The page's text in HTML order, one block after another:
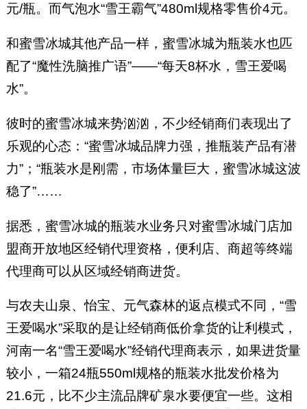
元/瓶。而气泡水“雪王霸气”480ml规格零售价4元。
和蜜雪冰城其他产品一样，蜜雪冰城为瓶装水也匹
配了“魔性洗脑推广语”——“每天8杯水，雪王爱喝
水”。
彼时的蜜雪冰城来势汹汹，不少经销商们表现出了
乐观的心态：“蜜雪冰城品牌力强，推瓶装产品有潜
力”；“瓶装水是刚需，市场体量巨大，蜜雪冰城这波
稳了”……
据悉，蜜雪冰城的瓶装水业务只对蜜雪冰城门店加
盟商开放地区经销代理资格，便利店、商超等终端
代理商可以从区域经销商进货。
与农夫山泉、怡宝、元气森林的返点模式不同，“雪
王爱喝水”采取的是让经销商低价拿货的让利模式，
河南一名“雪王爱喝水”经销代理商表示，如果进货量
较小，一箱24瓶550ml规格的瓶装水批发价格为
21.6元，比不少主流品牌矿泉水要便宜一些。这相